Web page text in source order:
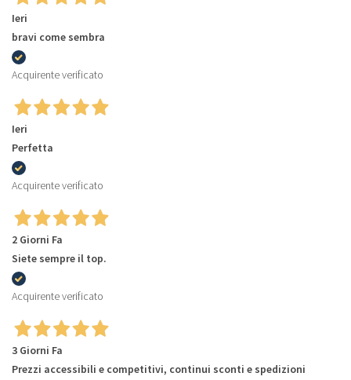
Ieri
bravi come sembra
Acquirente verificato
Ieri
Perfetta
Acquirente verificato
2 Giorni Fa
Siete sempre il top.
Acquirente verificato
3 Giorni Fa
Prezzi accessibili e competitivi, continui sconti e spedizioni